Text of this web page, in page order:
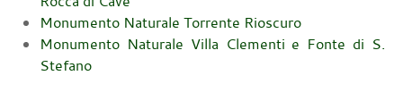
Monumento Naturale Torrente Rioscuro
Monumento Naturale Villa Clementi e Fonte di S.
Stefano